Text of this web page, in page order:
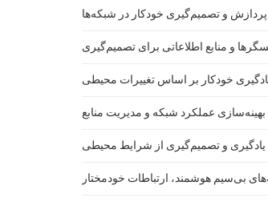
پردازش و تصمیم‌گیری خودکار در شبکه‌ها
و منابع اطلاعاتی برای تصمیم‌گیری
خودکار بر اساس تغییرات محیطی
بهینه‌سازی عملکرد شبکه و مدیریت منابع
یادگیری و تصمیم‌گیری از شرایط محیطی
بی‌سیم هوشمند، ارتباطات خودمختار